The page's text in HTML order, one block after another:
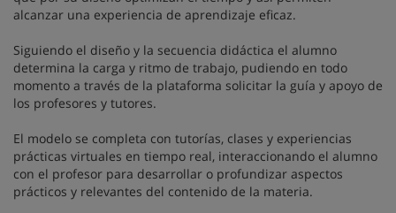
alcanzar una experiencia de aprendizaje eficaz.
Siguiendo el diseño y la secuencia didáctica el alumno
determina la carga y ritmo de trabajo, pudiendo en todo
momento a través de la plataforma solicitar la guía y apoyo de
los profesores y tutores.
El modelo se completa con tutorías, clases y experiencias
prácticas virtuales en tiempo real, interaccionando el alumno
con el profesor para desarrollar o profundizar aspectos
prácticos y relevantes del contenido de la materia.